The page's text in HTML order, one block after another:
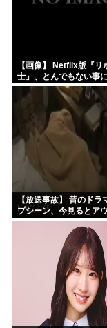
【画像】 Netflix版『リ
士』、とんでもない事
ｗｗｗｗ
【放送事故】 昔のド
プシーン、今見るとア
る・・・